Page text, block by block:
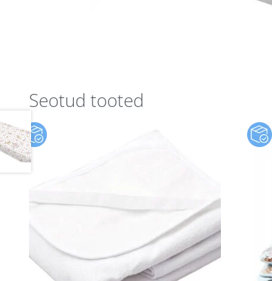
Seotud tooted